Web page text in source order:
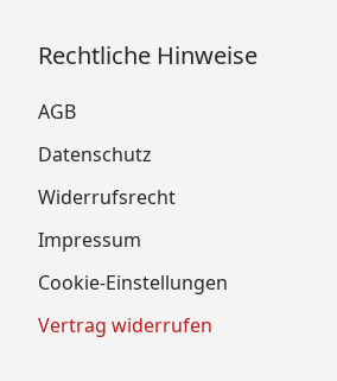
Rechtliche Hinweise
AGB
Datenschutz
Widerrufsrecht
Impressum
Cookie-Einstellungen
Vertrag widerrufen